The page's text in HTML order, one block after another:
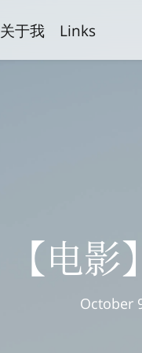
关于我 Links
【电
October